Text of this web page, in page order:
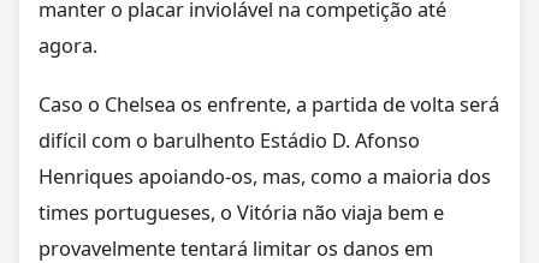
manter o placar inviolável na competição até
agora.
Caso o Chelsea os enfrente, a partida de volta será
difícil com o barulhento Estádio D. Afonso
Henriques apoiando-os, mas, como a maioria dos
times portugueses, o Vitória não viaja bem e
provavelmente tentará limitar os danos em